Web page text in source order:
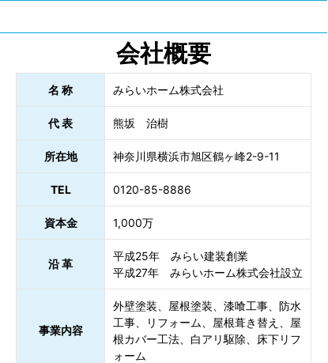
会社概要
名 称 みらいホーム株式会社
代 表 熊坂 治樹
所在地 神奈川県横浜市旭区鶴ヶ峰2-9-11
TEL 0120-85-8886
資本金 1,000万
沿 革
平成25年 みらい建装創業
平成27年 みらいホーム株式会社設立
事業内容
外壁塗装、屋根塗装、漆喰工事、防水
工事、リフォーム、屋根葺き替え、屋
根カバー工法、白アリ駆除、床下リフ
ォーム